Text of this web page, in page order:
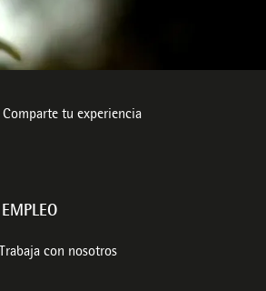
Comparte tu experiencia
EMPLEO
Trabaja con nosotros